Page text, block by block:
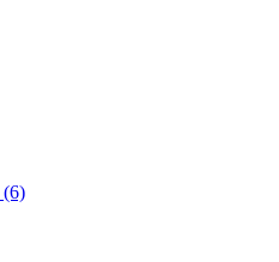
(6)